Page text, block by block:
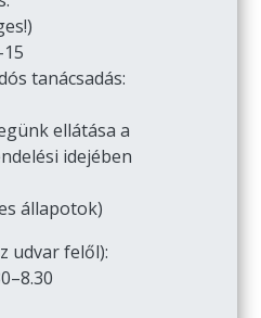
tanácsadás:
ellátása a
idejében
állapotok)
udvar felől):